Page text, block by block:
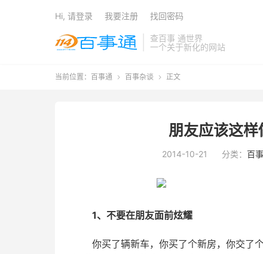
查百事 通世界
一个关于新化的网站
Hi, 请登录 我要注册 找回密码
当前位置： 百事通  百事杂谈  正文
朋友应该这
2014-10-21 分类： 百
1、不要在朋友面前炫耀
你买了辆新车，你买了个新房，你交了